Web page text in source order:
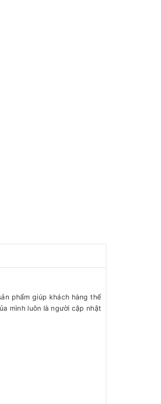
phẩm giúp khách hàng thể
mình luôn là người cập nhật